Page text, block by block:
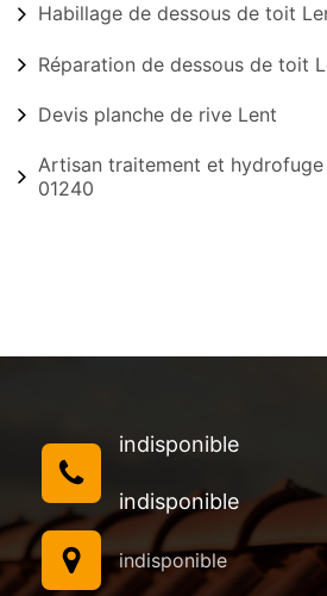
Habillage de dessous de toit
Réparation de dessous de toit
Devis planche de rive Lent
Artisan traitement et
01240
indisponible
indisponible
indisponible